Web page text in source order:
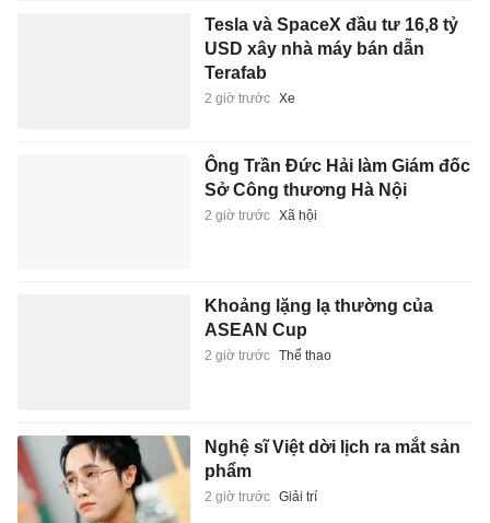
Tesla và SpaceX đầu tư 16,8 tỷ
USD xây nhà máy bán dẫn
Terafab
2 giờ trước Xe
Ông Trần Đức Hải làm Giám đốc
Sở Công thương Hà Nội
2 giờ trước Xã hội
Khoảng lặng lạ thường của
ASEAN Cup
2 giờ trước Thể thao
Nghệ sĩ Việt dời lịch ra mắt sản
phẩm
2 giờ trước Giải trí